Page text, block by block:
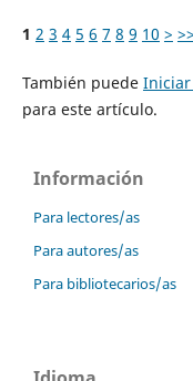
1 2 3 4 5 6 7 8 9 10 > >>
También puede Iniciar
para este artículo.
Información
Para lectores/as
Para autores/as
Para bibliotecarios/as